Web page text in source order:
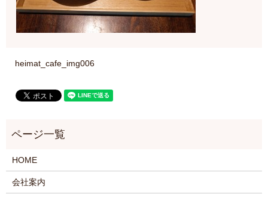
heimat_cafe_img006
HOME
会社案内